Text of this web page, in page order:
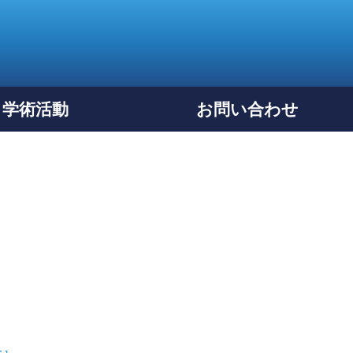
学術活動 お問い合わせ